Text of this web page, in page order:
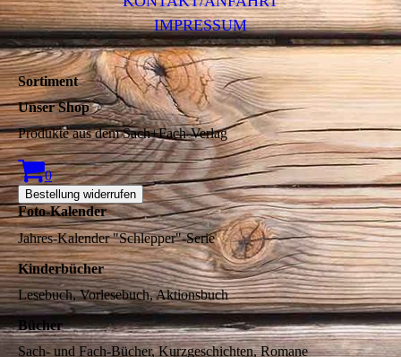
IMPRESSUM
Sortiment
Unser Shop
Produkte aus dem Sach+Fach-Verlag
0
Bestellung widerrufen
Foto-Kalender
Jahres-Kalender "Schlepper"-Serie
Kinderbücher
Lesebuch, Vorlesebuch, Aktionsbuch
Bücher
Sach- und Fach-Bücher, Kurzgeschichten, Romane